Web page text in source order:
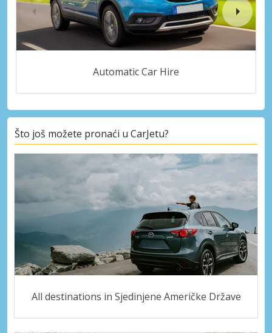
Automatic Car Hire
Što još možete pronaći u CarJetu?
All destinations in Sjedinjene Američke Države